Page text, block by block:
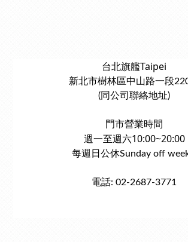
台北旗艦Taipei
新北市樹林區中山路一段
(同公司聯絡地址)
門市營業時間
週一至週六10:00~20:00
每週日公休Sunday off
電話: 02-2687-3771